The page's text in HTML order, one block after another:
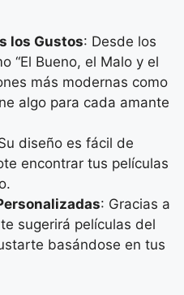
los Gustos: Desde los
“El Bueno, el Malo y el
más modernas como
algo para cada amante
diseño es fácil de
encontrar tus películas
: Gracias a
sugerirá películas del
basándose en tus